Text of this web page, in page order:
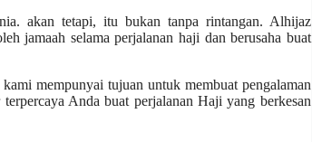
akan tetapi, itu bukan tanpa rintangan. Alhijaz
jamaah selama perjalanan haji dan berusaha buat
mempunyai tujuan untuk membuat pengalaman
Anda buat perjalanan Haji yang berkesan